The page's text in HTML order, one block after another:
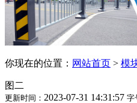
你现在的位置： 网站首页 > 模
图二
更新时间： 2023-07-31 14:31:57 字